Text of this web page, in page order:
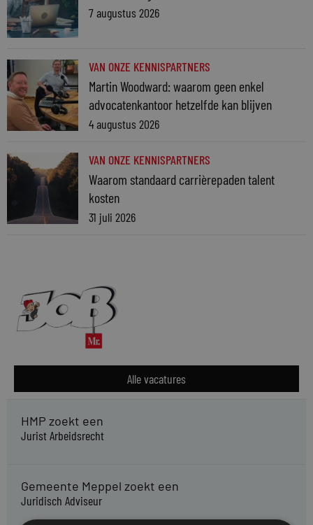
7 augustus 2026
VAN ONZE KENNISPARTNERS
Martin Woodward: waarom geen enkel
advocatenkantoor hetzelfde kan blijven
4 augustus 2026
VAN ONZE KENNISPARTNERS
Waarom standaard carrièrepaden talent
kosten
31 juli 2026
Alle vacatures
HMP zoekt een
Jurist Arbeidsrecht
Gemeente Meppel zoekt een
Juridisch Adviseur